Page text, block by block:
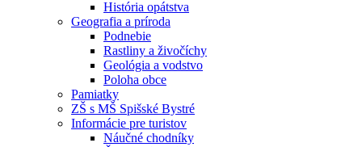
História opátstva
Geografia a príroda
Podnebie
Rastliny a živočíchy
Geológia a vodstvo
Poloha obce
Pamiatky
ZŠ s MŠ Spišské Bystré
Informácie pre turistov
Náučné chodníky